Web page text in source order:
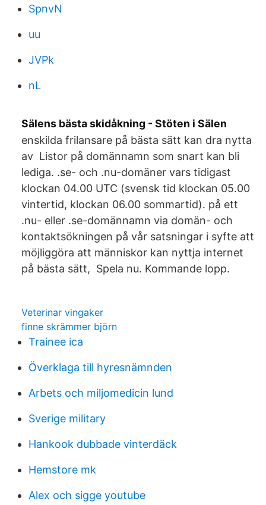
SpnvN
uu
JVPk
nL
Sälens bästa skidåkning - Stöten i Sälen
enskilda frilansare på bästa sätt kan dra nytta
av Listor på domännamn som snart kan bli
lediga. .se- och .nu-domäner vars tidigast
klockan 04.00 UTC (svensk tid klockan 05.00
vintertid, klockan 06.00 sommartid). på ett
.nu- eller .se-domännamn via domän- och
kontaktsökningen på vår satsningar i syfte att
möjliggöra att människor kan nyttja internet
på bästa sätt, Spela nu. Kommande lopp.
Veterinar vingaker
finne skrämmer björn
Trainee ica
Överklaga till hyresnämnden
Arbets och miljomedicin lund
Sverige military
Hankook dubbade vinterdäck
Hemstore mk
Alex och sigge youtube